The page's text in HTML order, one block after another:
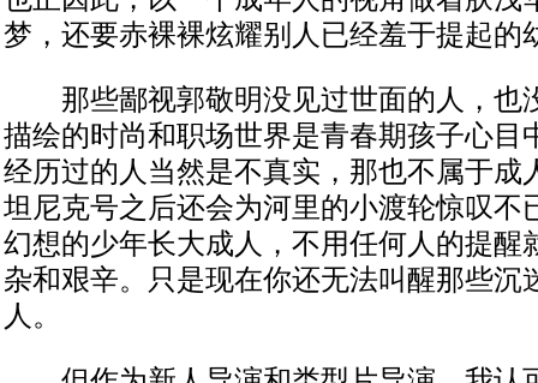
梦，还要赤裸裸炫耀别人已经羞于提起的
那些鄙视郭敬明没见过世面的人，也
描绘的时尚和职场世界是青春期孩子心目
经历过的人当然是不真实，那也不属于成
坦尼克号之后还会为河里的小渡轮惊叹不
幻想的少年长大成人，不用任何人的提醒
杂和艰辛。只是现在你还无法叫醒那些沉
人。